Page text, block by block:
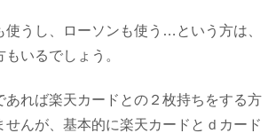
使うし、ローソンも使う…という方は、
いるでしょう。
あれば楽天カードとの２枚持ちをする方
せんが、基本的に楽天カードとｄカード